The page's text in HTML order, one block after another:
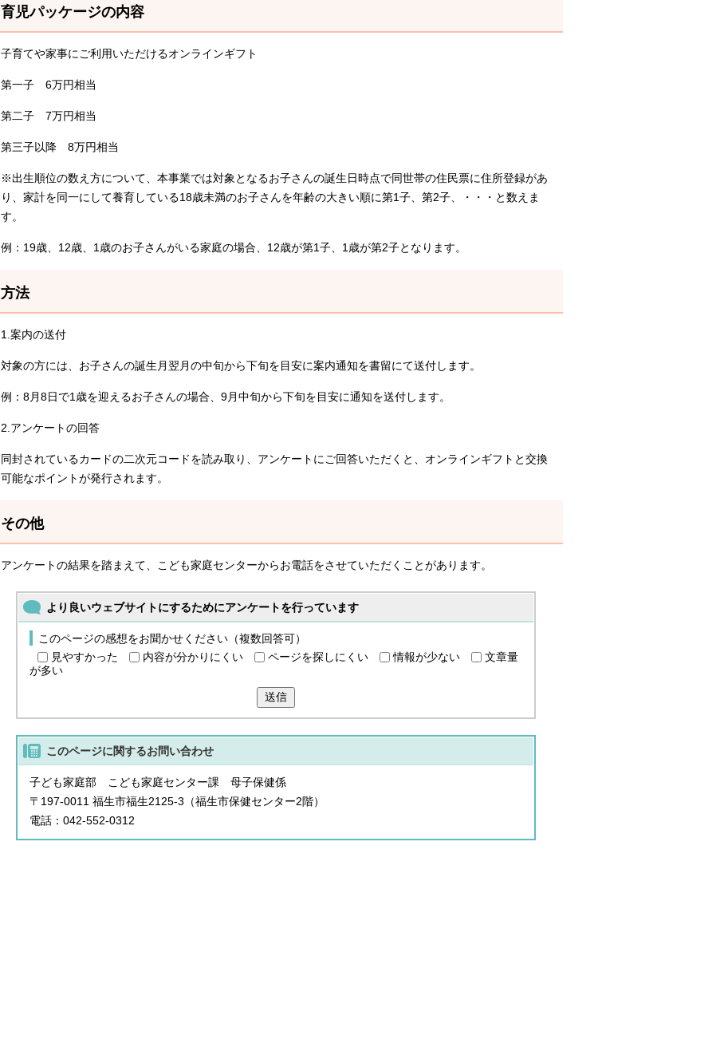
育児パッケージの内容
子育てや家事にご利用いただけるオンラインギフト
第一子 6万円相当
第二子 7万円相当
第三子以降 8万円相当
※出生順位の数え方について、本事業では対象となるお子さんの誕生日時点で同世帯の住民票に住所登録があ
り、家計を同一にして養育している18歳未満のお子さんを年齢の大きい順に第1子、第2子、・・・と数えま
す。
例：19歳、12歳、1歳のお子さんがいる家庭の場合、12歳が第1子、1歳が第2子となります。
方法
1.案内の送付
対象の方には、お子さんの誕生月翌月の中旬から下旬を目安に案内通知を書留にて送付します。
例：8月8日で1歳を迎えるお子さんの場合、9月中旬から下旬を目安に通知を送付します。
2.アンケートの回答
同封されているカードの二次元コードを読み取り、アンケートにご回答いただくと、オンラインギフトと交換
可能なポイントが発行されます。
その他
アンケートの結果を踏まえて、こども家庭センターからお電話をさせていただくことがあります。
より良いウェブサイトにするためにアンケートを行っています
このページの感想をお聞かせください（複数回答可）
見やすかった
内容が分かりにくい ページを探しにくい 情報が少ない
文章量
が多い
送信
このページに関するお問い合わせ
子ども家庭部 こども家庭センター課 母子保健係
〒197-0011 福生市福生2125-3（福生市保健センター2階）
電話：042-552-0312